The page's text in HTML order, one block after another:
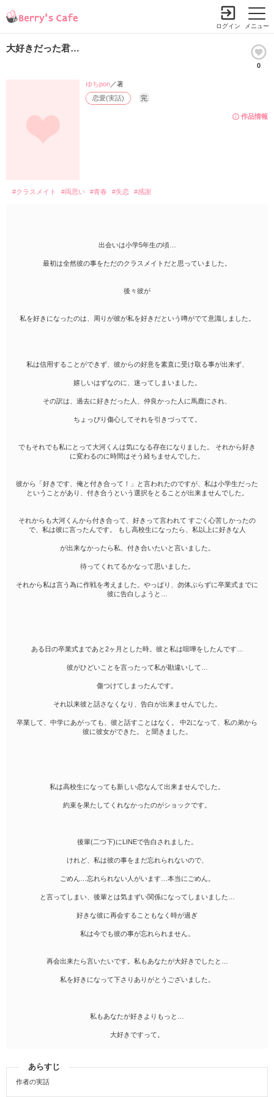
メニュー
ログイン
大好きだった君…
0
作品情報
恋愛(実話) 完
ゆちpon／著
#クラスメイト #両思い #青春 #失恋 #感謝
出会いは小学5年生の頃…
最初は全然彼の事をただのクラスメイトだと思っていました。
後々彼が
私を好きになったのは、周りが彼が私を好きだという噂がでて意識しました。
私は信用することができず、彼からの好意を素直に受け取る事が出来ず、
嬉しいはずなのに、迷ってしまいました。
その訳は、過去に好きだった人、仲良かった人に馬鹿にされ、
ちょっぴり傷心してそれを引きづってて。
でもそれでも私にとって大河くんは気になる存在になりました。 それから好き
に変わるのに時間はそう経ちませんでした。
彼から「好きです、俺と付き合って！」と言われたのですが、私は小学生だった
ということがあり、付き合うという選択をとることが出来ませんでした。
それからも大河くんから付き合って、好きって言われて すごく心苦しかったの
で、私は彼に言ったんです。 もし高校生になったら、私以上に好きな人
が出来なかったら私、付き合いたいと言いました。
待ってくれてるかなって思いました。
それから私は言う為に作戦を考えました。やっぱり、勿体ぶらずに卒業式までに
彼に告白しようと…
ある日の卒業式まであと2ヶ月とした時。彼と私は喧嘩をしたんです…
彼がひどいことを言ったって私が勘違いして…
傷つけてしまったんです。
それ以来彼と話さなくなり、告白が出来ませんでした。
卒業して、中学にあがっても、彼と話すことはなく。 中2になって、私の弟から
彼に彼女ができた。 と聞きました。
私は高校生になっても新しい恋なんて出来ませんでした。
約束を果たしてくれなかったのがショックです。
後輩(二つ下)にLINEで告白されました。
けれど、私は彼の事をまだ忘れられないので、
ごめん…忘れられない人がいます…本当にごめん。
と言ってしまい、後輩とは気まずい関係になってしまいました…
好きな彼に再会することもなく時が過ぎ
私は今でも彼の事が忘れられません。
再会出来たら言いたいです。私もあなたが大好きでしたと…
私を好きになって下さりありがとうございました。
私もあなたが好きよりもっと…
大好きですって。
あらすじ
作者の実話